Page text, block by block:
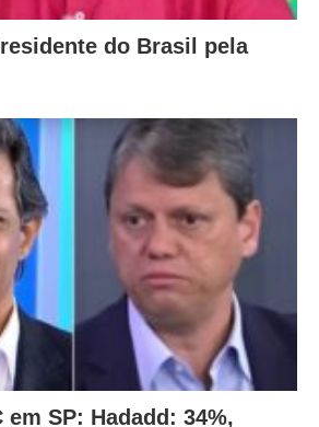
do Brasil pela
em SP: Hadadd: 34%,